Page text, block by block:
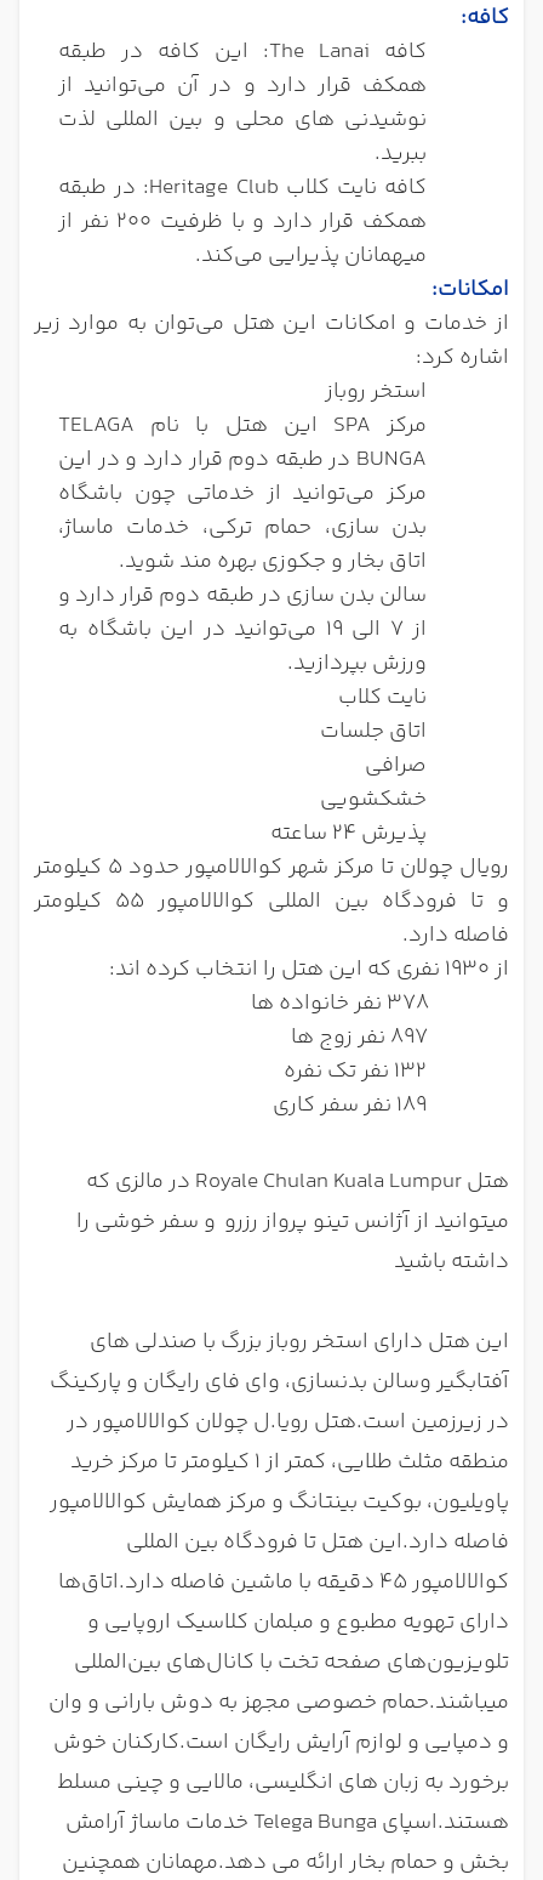
کافه:
کافه The Lanai: این کافه در طبقه
همکف قرار دارد و در آن می‌توانید از
نوشیدنی های محلی و بین المللی لذت
ببرید.
کافه نایت کلاب Heritage Club: در طبقه
همکف قرار دارد و با ظرفیت 200 نفر از
میهمانان پذیرایی می‌کند.
امکانات:
از خدمات و امکانات این هتل می‌توان به موارد زیر
اشاره کرد:
استخر روباز
مرکز SPA این هتل با نام TELAGA
BUNGA در طبقه دوم قرار دارد و در این
مرکز می‌توانید از خدماتی چون باشگاه
بدن سازی، حمام ترکی، خدمات ماساژ،
اتاق بخار و جکوزی بهره مند شوید.
سالن بدن سازی در طبقه دوم قرار دارد و
از 7 الی 19 می‌توانید در این باشگاه به
ورزش بپردازید.
نایت کلاب
اتاق جلسات
صرافی
خشکشویی
پذیرش 24 ساعته
رویال چولان تا مرکز شهر کوالالامپور حدود 5 کیلومتر
و تا فرودگاه بین المللی کوالالامپور 55 کیلومتر
فاصله دارد.
از 1930 نفری که این هتل را انتخاب کرده اند:
378 نفر خانواده ها
897 نفر زوج ها
132 نفر تک نفره
189 نفر سفر کاری
هتل Royale Chulan Kuala Lumpur در مالزی که
میتوانید از آژانس تینو پرواز رزرو و سفر خوشی را
داشته باشید
این هتل دارای استخر روباز بزرگ با صندلی های
آفتابگیر وسالن بدنسازی، وای فای رایگان و پارکینگ
در زیرزمین است.هتل رویا.ل چولان کوالالامپور در
منطقه مثلث طلایی، کمتر از 1 کیلومتر تا مرکز خرید
پاویلیون، بوکیت بینتانگ و مرکز همایش کوالالامپور
فاصله دارد.این هتل تا فرودگاه بین المللی
کوالالامپور 45 دقیقه با ماشین فاصله دارد.
اتاق‌ها
دارای تهویه مطبوع و مبلمان کلاسیک اروپایی و
تلویزیون‌های صفحه تخت با کانال‌های بین‌المللی
میباشند.حمام خصوصی مجهز به دوش بارانی و وان
و دمپایی و لوازم آرایش رایگان است.کارکنان خوش
برخورد به زبان های انگلیسی، مالایی و چینی مسلط
هستند.
اسپای Telega Bunga خدمات ماساژ آرامش
بخش و حمام بخار ارائه می دهد.مهمانان همچنین